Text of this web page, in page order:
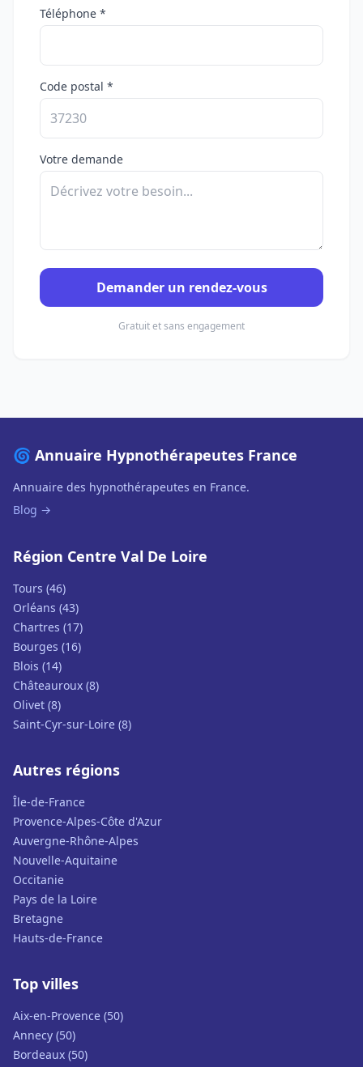
Téléphone *
Code postal *
Votre demande
Demander un rendez-vous
Gratuit et sans engagement
🌀 Annuaire Hypnothérapeutes France
Annuaire des hypnothérapeutes en France.
Blog →
Région Centre Val De Loire
Tours (46)
Orléans (43)
Chartres (17)
Bourges (16)
Blois (14)
Châteauroux (8)
Olivet (8)
Saint-Cyr-sur-Loire (8)
Autres régions
Île-de-France
Provence-Alpes-Côte d'Azur
Auvergne-Rhône-Alpes
Nouvelle-Aquitaine
Occitanie
Pays de la Loire
Bretagne
Hauts-de-France
Top villes
Aix-en-Provence (50)
Annecy (50)
Bordeaux (50)